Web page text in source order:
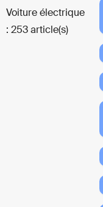
Voiture électrique
: 253 article(s)